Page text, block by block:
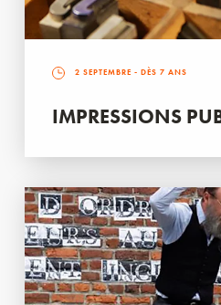
2 SEPTEMBRE - DÈS 7 ANS
IMPRESSIONS